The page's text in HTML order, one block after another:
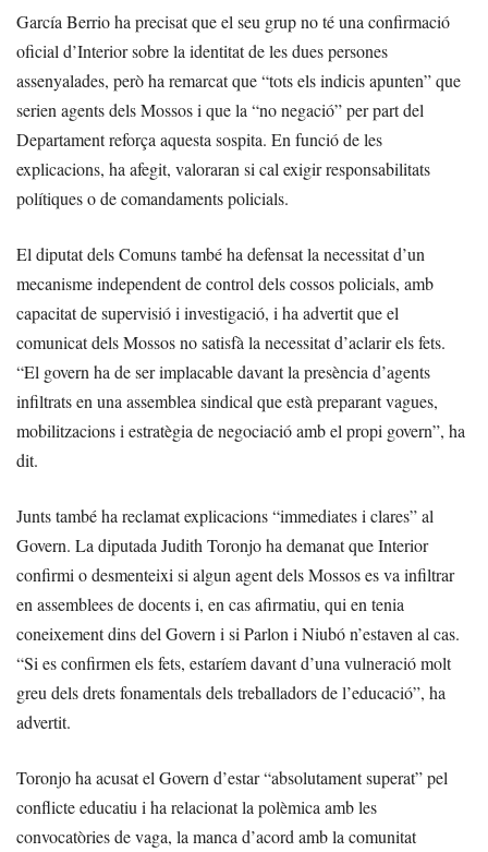
García Berrio ha precisat que el seu grup no té una confirmació
oficial d’Interior sobre la identitat de les dues persones
assenyalades, però ha remarcat que “tots els indicis apunten” que
serien agents dels Mossos i que la “no negació” per part del
Departament reforça aquesta sospita. En funció de les
explicacions, ha afegit, valoraran si cal exigir responsabilitats
polítiques o de comandaments policials.
El diputat dels Comuns també ha defensat la necessitat d’un
mecanisme independent de control dels cossos policials, amb
capacitat de supervisió i investigació, i ha advertit que el
comunicat dels Mossos no satisfà la necessitat d’aclarir els fets.
“El govern ha de ser implacable davant la presència d’agents
infiltrats en una assemblea sindical que està preparant vagues,
mobilitzacions i estratègia de negociació amb el propi govern”, ha
dit.
Junts també ha reclamat explicacions “immediates i clares” al
Govern. La diputada Judith Toronjo ha demanat que Interior
confirmi o desmenteixi si algun agent dels Mossos es va infiltrar
en assemblees de docents i, en cas afirmatiu, qui en tenia
coneixement dins del Govern i si Parlon i Niubó n’estaven al cas.
“Si es confirmen els fets, estaríem davant d’una vulneració molt
greu dels drets fonamentals dels treballadors de l’educació”, ha
advertit.
Toronjo ha acusat el Govern d’estar “absolutament superat” pel
conflicte educatiu i ha relacionat la polèmica amb les
convocatòries de vaga, la manca d’acord amb la comunitat